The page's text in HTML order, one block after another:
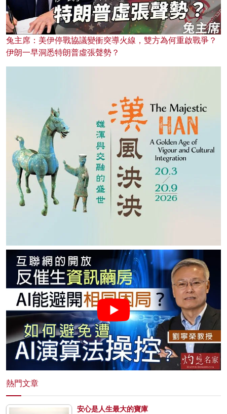
兔主席：美伊停戰協議變衝突導火線，雙方為何重啟戰爭？
伊朗一早洞悉特朗普虛張聲勢？
熱門文章
安心是人生最大的寶庫